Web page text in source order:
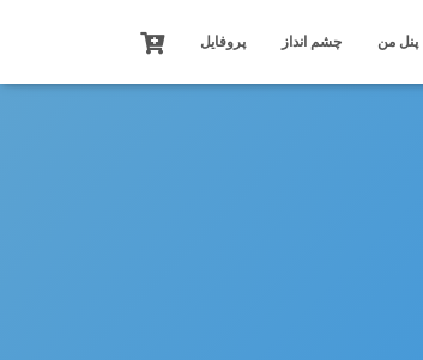
پنل من چشم انداز پروفایل